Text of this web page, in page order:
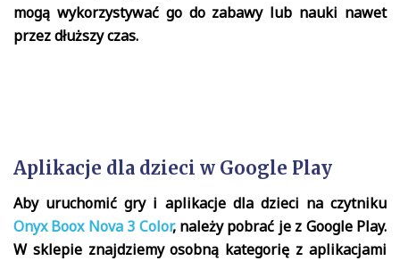
mogą wykorzystywać go do zabawy lub nauki nawet
przez dłuższy czas.
Aplikacje dla dzieci w Google Play
Aby uruchomić gry i aplikacje dla dzieci na czytniku
Onyx Boox Nova 3 Color, należy pobrać je z Google Play.
W sklepie znajdziemy osobną kategorię z aplikacjami